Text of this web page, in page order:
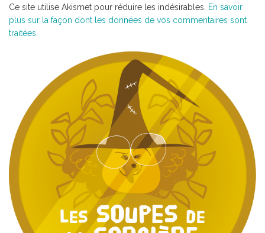
Ce site utilise Akismet pour réduire les indésirables.
En savoir
plus sur la façon dont les données de vos commentaires sont
traitées